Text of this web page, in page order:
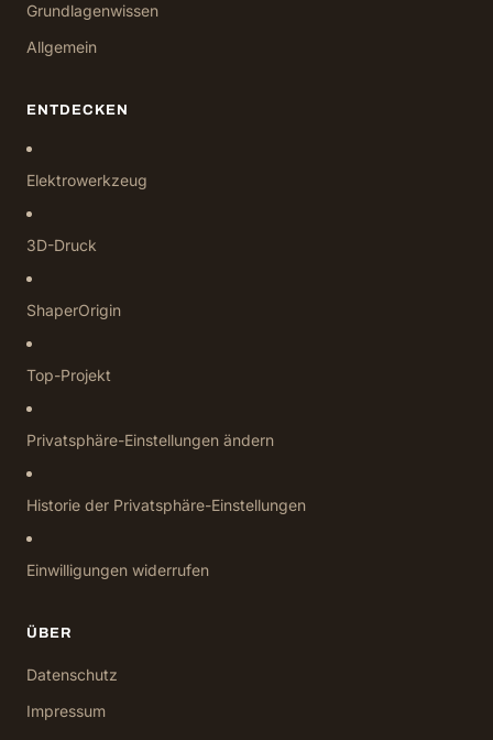
Grundlagenwissen
Allgemein
ENTDECKEN
Elektrowerkzeug
3D-Druck
ShaperOrigin
Top-Projekt
Privatsphäre-Einstellungen ändern
Historie der Privatsphäre-Einstellungen
Einwilligungen widerrufen
ÜBER
Datenschutz
Impressum